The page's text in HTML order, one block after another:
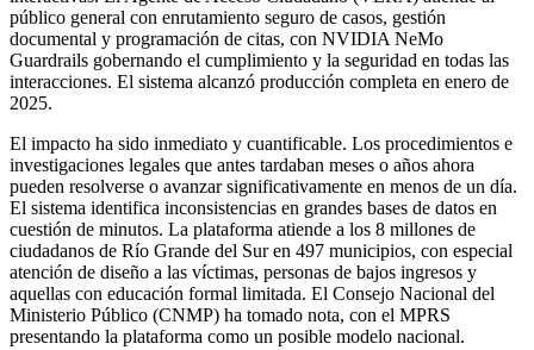
público general con enrutamiento seguro de casos, gestión
documental y programación de citas, con NVIDIA NeMo
Guardrails gobernando el cumplimiento y la seguridad en todas las
interacciones. El sistema alcanzó producción completa en enero de
2025.
El impacto ha sido inmediato y cuantificable. Los procedimientos e
investigaciones legales que antes tardaban meses o años ahora
pueden resolverse o avanzar significativamente en menos de un día.
El sistema identifica inconsistencias en grandes bases de datos en
cuestión de minutos. La plataforma atiende a los 8 millones de
ciudadanos de Río Grande del Sur en 497 municipios, con especial
atención de diseño a las víctimas, personas de bajos ingresos y
aquellas con educación formal limitada. El Consejo Nacional del
Ministerio Público (CNMP) ha tomado nota, con el MPRS
presentando la plataforma como un posible modelo nacional.